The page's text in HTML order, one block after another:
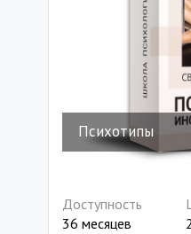
Психотипы
Доступность
36 месяцев